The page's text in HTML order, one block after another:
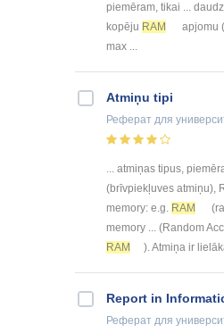
piemēram, tikai ...
kopēju RAM
apjomu
max ...
Atmiņu tipi
Реферат для
... atmiņas tipus,
(brīvpiekļuves atmiņu),
memory: e.g. RAM
memory ... (Random
RAM
). Atmiņa ir
Report in
Реферат для